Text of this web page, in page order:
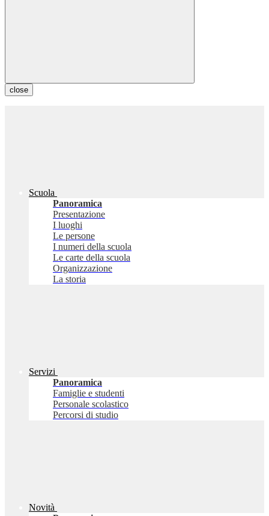
close
Scuola
Panoramica
Presentazione
I luoghi
Le persone
I numeri della scuola
Le carte della scuola
Organizzazione
La storia
Servizi
Panoramica
Famiglie e studenti
Personale scolastico
Percorsi di studio
Novità